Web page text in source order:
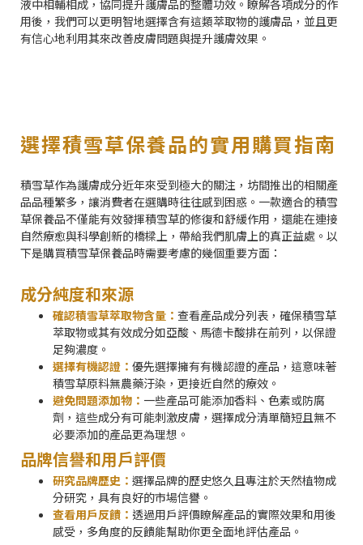
液中相輔相成，協同提升護膚品的整體功效。瞭解各項成分的作
用後，我們可以更明智地選擇含有這類萃取物的護膚品，並且更
有信心地利用其來改善皮膚問題與提升護膚效果。
選擇積雪草保養品的實用購買指南
積雪草作為護膚成分近年來受到極大的關注，坊間推出的相關產
品品種繁多，讓消費者在選購時往往感到困惑。一款適合的積雪
草保養品不僅能有效發揮積雪草的修復和舒緩作用，還能在連接
自然療愈與科學創新的橋樑上，帶給我們肌膚上的真正益處。以
下是購買積雪草保養品時需要考慮的幾個重要方面：
成分純度和來源
確認積雪草萃取物含量： 查看產品成分列表，確保積雪草
萃取物或其有效成分如亞酸、馬德卡酸排在前列，以保證
足夠濃度。
選擇有機認證： 優先選擇擁有有機認證的產品，這意味著
積雪草原料無農藥汙染，更接近自然的療效。
避免問題添加物： 一些產品可能添加香料、色素或防腐
劑，這些成分有可能刺激皮膚，選擇成分清單簡短且無不
必要添加的產品更為理想。
品牌信譽和用戶評價
研究品牌歷史： 選擇品牌的歷史悠久且專注於天然植物成
分研究，具有良好的市場信譽。
查看用戶反饋： 透過用戶評價瞭解產品的實際效果和用後
感受，多角度的反饋能幫助你更全面地評估產品。